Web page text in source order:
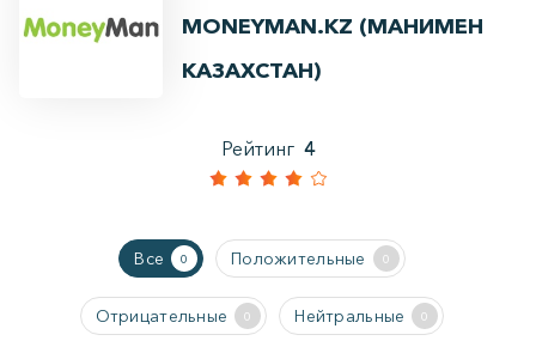
MONEYMAN.KZ (МАНИМЕН
КАЗАХСТАН)
Рейтинг 4
Все 0 Положительные 0
Отрицательные 0 Нейтральные 0